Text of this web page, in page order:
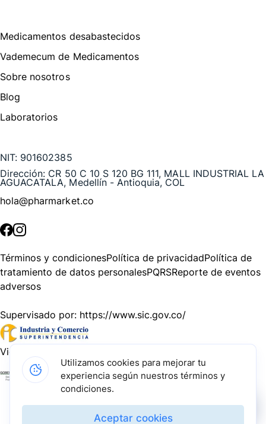
Medicamentos desabastecidos
Vademecum de Medicamentos
Sobre nosotros
Blog
Laboratorios
NIT: 901602385
Dirección: CR 50 C 10 S 120 BG 111, MALL INDUSTRIAL LA
AGUACATALA, Medellín - Antioquia, COL
hola@pharmarket.co
Términos y condicionesPolítica de privacidadPolítica de
tratamiento de datos personalesPQRSReporte de eventos
adversos
Supervisado por: https://www.sic.gov.co/
Vigilado por:
Gracias a nuestros impulsadores, podemos presentarte la
solución tecnológica más avanzada para resolver los
desafíos farmacéuticos de la actualidad.
Utilizamos cookies para mejorar tu
experiencia según nuestros términos y
condiciones.
Aceptar cookies